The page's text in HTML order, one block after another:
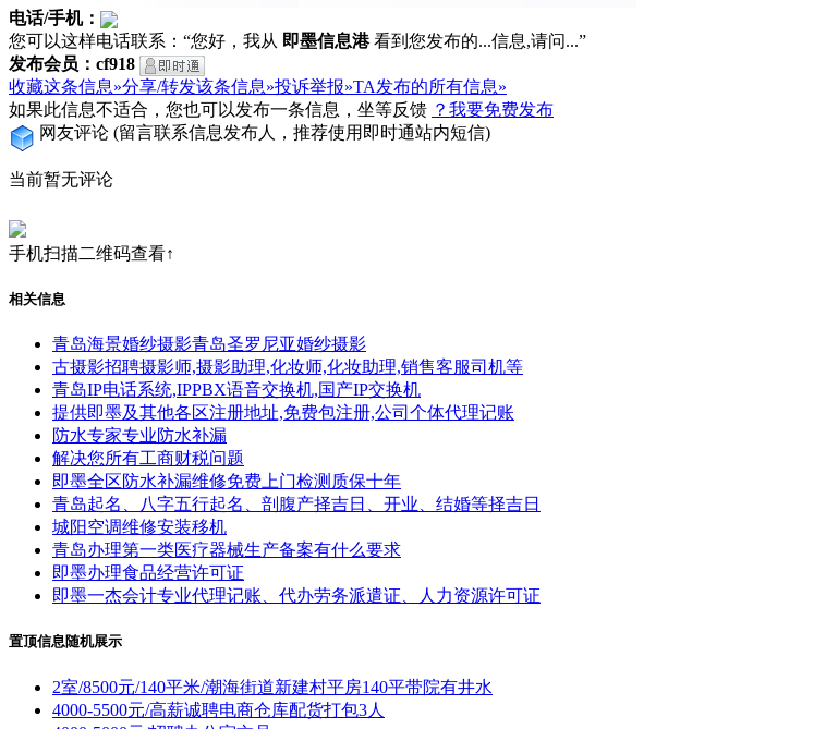
电话/手机：
您可以这样电话联系：“您好，我从 即墨信息港看到您发布的...信息,请问...”
发布会员：cf918
收藏这条信息»分享/转发该条信息»投诉举报»TA发布的所有信息»
如果此信息不适合，您也可以发布一条信息，坐等反馈 ？我要免费发布
网友评论 (留言联系信息发布人，推荐使用即时通站内短信)
当前暂无评论
手机扫描二维码查看↑
相关信息
青岛海景婚纱摄影青岛圣罗尼亚婚纱摄影
古摄影招聘摄影师,摄影助理,化妆师,化妆助理,销售客服司机等
青岛IP电话系统,IPPBX语音交换机,国产IP交换机
提供即墨及其他各区注册地址,免费包注册,公司个体代理记账
防水专家专业防水补漏
解决您所有工商财税问题
即墨全区防水补漏维修免费上门检测质保十年
青岛起名、八字五行起名、剖腹产择吉日、开业、结婚等择吉日
城阳空调维修安装移机
青岛办理第一类医疗器械生产备案有什么要求
即墨办理食品经营许可证
即墨一杰会计专业代理记账、代办劳务派遣证、人力资源许可证
置顶信息随机展示
2室/8500元/140平米/潮海街道新建村平房140平带院有井水
4000-5500元/高薪诚聘电商仓库配货打包3人